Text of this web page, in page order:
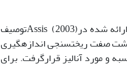
برای مطالعه ریخت­شناسی از اتولیت­ها عکسبرداری و طبق روش ارائه شده درAssis (2003)توصیف
هشت صفت ریخت­سنجی اندازه­گیری
نمودن صفات ریختی خام، تعداد 10 صفت ریخت­سنجی نسبی مطابق جدول2 محاسبه و مورد آنالیز قرارگرفت. برای